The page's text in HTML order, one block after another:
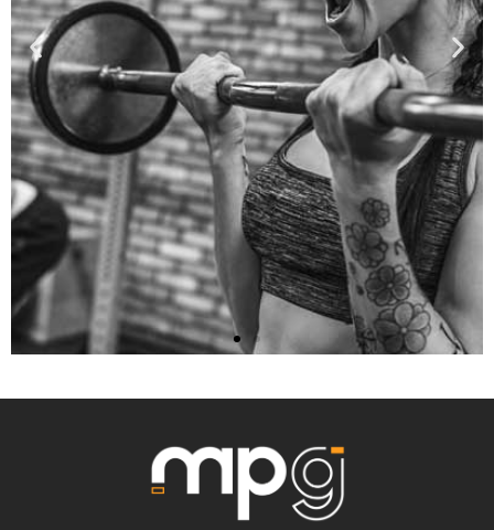
CrossFit
Abrió sus puertas con más de
200 socios ya apuntados.